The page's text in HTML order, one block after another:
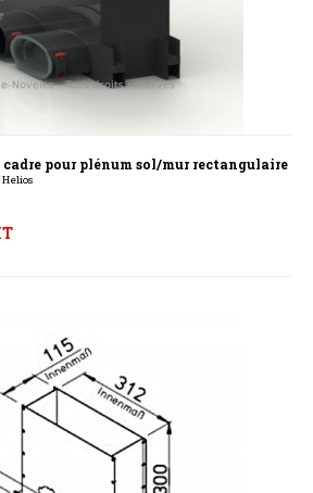
pour plénum sol/mur rectangulaire
Helios